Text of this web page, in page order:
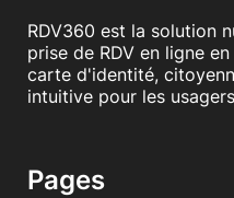
RDV360 est la solution
prise de RDV en ligne
carte d'identité,
intuitive pour les
Pages